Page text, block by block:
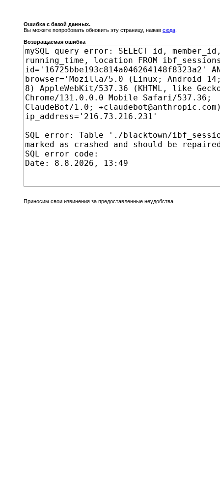
Ошибка с базой данных.
Вы можете попробовать обновить эту страницу, нажав сюда
Возвращаемая ошибка
Приносим свои извинения за предоставленные неудобства.